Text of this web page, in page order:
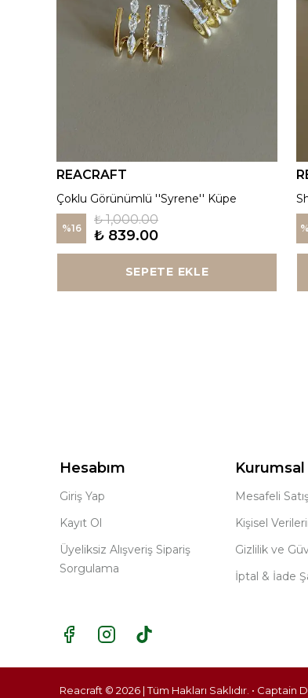
REACRAFT
Çoklu Görünümlü ''Syrene'' Küpe
%16
₺ 1,000.00
₺ 839.00
SEPETE EKLE
%
Hesabım
Giriş Yap
Kayıt Ol
Üyeliksiz Alışveriş Sipariş
Sorgulama
Kurumsal
Mesafeli
Kişisel
Gizlilik ve
İptal & İade
Reacraft © 2026 | Tüm Hakları Saklıdır. • Captain